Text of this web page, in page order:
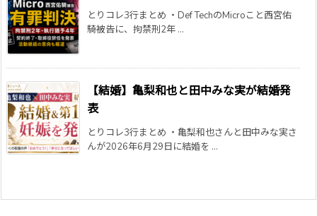
とりコレ3行まとめ ・Def TechのMicroこと西宮佑
騎被告に、拘禁刑2年 ...
【結婚】亀梨和也と田中みな実が結婚発
表
とりコレ3行まとめ ・亀梨和也さんと田中みな実さ
んが2026年6月29日に結婚を ...